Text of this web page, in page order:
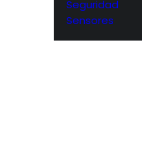
Seguridad
Sensores